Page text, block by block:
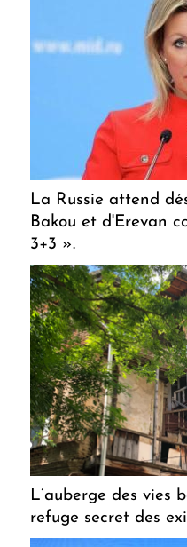
La Russie attend
Bakou et d'Erevan
3+3 ».
L’auberge des vies
refuge secret des